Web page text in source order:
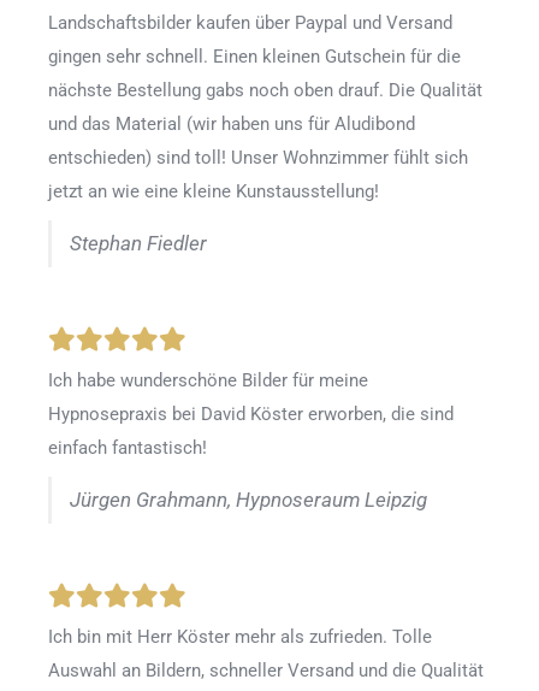
Landschaftsbilder kaufen über Paypal und Versand
gingen sehr schnell. Einen kleinen Gutschein für die
nächste Bestellung gabs noch oben drauf. Die Qualität
und das Material (wir haben uns für Aludibond
entschieden) sind toll! Unser Wohnzimmer fühlt sich
jetzt an wie eine kleine Kunstausstellung!
Stephan Fiedler
Ich habe wunderschöne Bilder für meine
Hypnosepraxis bei David Köster erworben, die sind
einfach fantastisch!
Jürgen Grahmann, Hypnoseraum Leipzig
Ich bin mit Herr Köster mehr als zufrieden. Tolle
Auswahl an Bildern, schneller Versand und die Qualität